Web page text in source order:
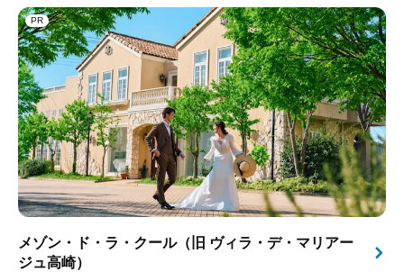
PR
メゾン・ド・ラ・クール（旧 ヴィラ・デ・マリアー
ジュ高崎）